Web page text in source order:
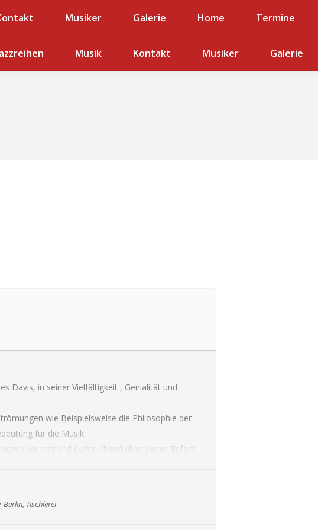
Musiker Galerie Home Termine
Musik Kontakt Musiker Galerie
Davis, in seiner Vielfältigkeit , Genialität und
wie Beispielsweise die Philosophie der
für die Musik.
Jazz and Lyrics Abend über dieses Enfant
Berlin, Tischlerei
Musiker Galerie Home Termine
Musiker Galerie